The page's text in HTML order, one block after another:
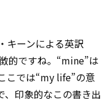
キーンによる英訳
的ですね。“mine”は
こでは“my life”の意
、印象的なこの書き出